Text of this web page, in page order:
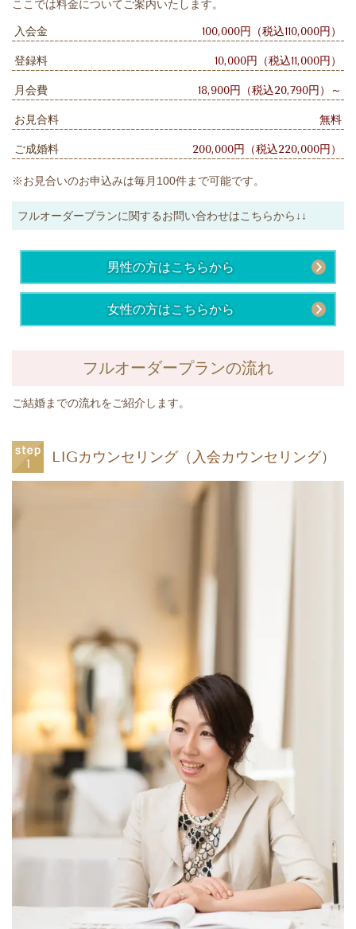
ここでは料金についてご案内いたします。
入会金 100,000円 （税込110,000円）
登録料 10,000円 （税込11,000円）
月会費 18,900円 （税込20,790円） ～
お見合料 無料
ご成婚料 200,000円 （税込220,000円）
※お見合いのお申込みは毎月100件まで可能です。
フルオーダープランに関するお問い合わせはこちらから↓↓
男性の方はこちらから
女性の方はこちらから
フルオーダープランの流れ
ご結婚までの流れをご紹介します。
LIGカウンセリング（入会カウンセリング）